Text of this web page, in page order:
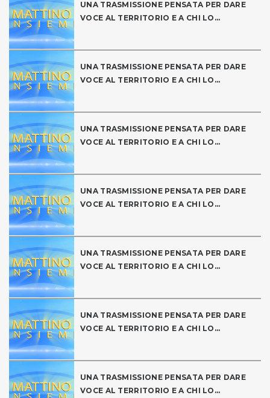
UNA TRASMISSIONE PENSATA PER DARE
VOCE AL TERRITORIO E A CHI LO...
UNA TRASMISSIONE PENSATA PER DARE
VOCE AL TERRITORIO E A CHI LO...
UNA TRASMISSIONE PENSATA PER DARE
VOCE AL TERRITORIO E A CHI LO...
UNA TRASMISSIONE PENSATA PER DARE
VOCE AL TERRITORIO E A CHI LO...
UNA TRASMISSIONE PENSATA PER DARE
VOCE AL TERRITORIO E A CHI LO...
UNA TRASMISSIONE PENSATA PER DARE
VOCE AL TERRITORIO E A CHI LO...
UNA TRASMISSIONE PENSATA PER DARE
VOCE AL TERRITORIO E A CHI LO...